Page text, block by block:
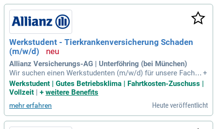
eiderte Lernkonzepte und führst Webinare durch. In enger Zu
sammenarbeit mit agilen Teams sammelst du praxisnahes
Feedback und begleitest wichtige Weiterentwicklungen. Unt
erstütze uns bei der Planung von Marketingaktionen, um Ma
kler und Kunden digital zu erreichen!
Werkstudent - Tierkrankenversicherung Schaden
(m/w/d)
Allianz Versicherungs-AG | Unterföhring (bei München)
Wir suchen einen Werkstudenten (m/w/d) für unsere Fachbe
ratung Tierkrankenversicherung Schaden in München-Unterf
öhring, ab dem 15.10.2026. Unser dynamisches und agiles T
tungen. Du wirst Teil eines jungen Teams aus Versicherung
sexperten und tiermedizinischen Fachkräften. Flexible Arbei
tszeiten zwischen 6:00 und 21:00 Uhr sowie bis zu 20 Stund
+
Werkstudent | Gutes Betriebsklima | Fahrtkosten-Zuschuss |
Vollzeit | + weitere Benefits
mehr erfahren Heute veröffentlicht